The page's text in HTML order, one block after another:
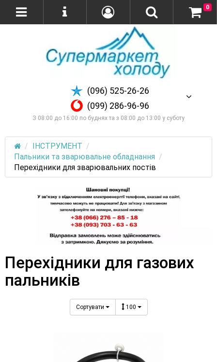
(096) 525-26-26
(099) 286-96-96
З 08:00 до 16:00 по буднях та з 08:00 до 13:00 у суботу
0
ІНСТРУМЕНТ
Пальники та зварювальне обладнання
Перехідники для зварювальних постів
Перехідники для газових
пальників
Сортувати 100